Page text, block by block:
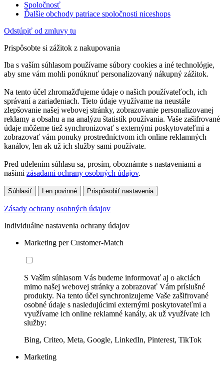
Spoločnosť
Ďalšie obchody patriace spoločnosti niceshops
Odstúpiť od zmluvy tu
Prispôsobte si zážitok z nakupovania
Iba s vaším súhlasom používame súbory cookies a iné technológie,
aby sme vám mohli ponúknuť personalizovaný nákupný zážitok.
Na tento účel zhromažďujeme údaje o našich používateľoch, ich
správaní a zariadeniach. Tieto údaje využívame na neustále
zlepšovanie našej webovej stránky, zobrazovanie personalizovanej
reklamy a obsahu a na analýzu štatistík používania. Vaše zašifrované
údaje môžeme tiež synchronizovať s externými poskytovateľmi a
zobrazovať vám ponuky prostredníctvom ich online reklamných
kanálov, len ak už ich služby sami používate.
Pred udelením súhlasu sa, prosím, oboznámte s nastaveniami a
našimi zásadami ochrany osobných údajov.
Súhlasiť Len povinné Prispôsobiť nastavenia
Zásady ochrany osobných údajov
Individuálne nastavenia ochrany údajov
Marketing per Customer-Match
S Vaším súhlasom Vás budeme informovať aj o akciách
mimo našej webovej stránky a zobrazovať Vám príslušné
produkty. Na tento účel synchronizujeme Vaše zašifrované
osobné údaje s nasledujúcimi externými poskytovateľmi a
využívame ich online reklamné kanály, ak už využívate ich
služby:
Bing, Criteo, Meta, Google, LinkedIn, Pinterest, TikTok
Marketing